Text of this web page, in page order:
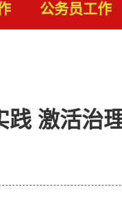
公务员工作
践 激活治